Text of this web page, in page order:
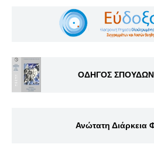
ΟΔΗΓΟΣ ΣΠΟΥΔΩΝ
Ανώτατη Διάρκεια